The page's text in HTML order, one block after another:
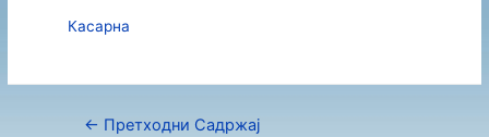
Касарна
← Претходни Садржај